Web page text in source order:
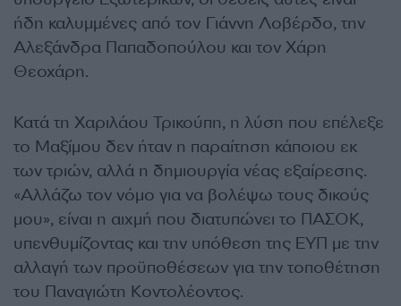
ήδη καλυμμένες από τον Γιάννη Λοβέρδο, την
Αλεξάνδρα Παπαδοπούλου και τον Χάρη
Θεοχάρη.
Κατά τη Χαριλάου Τρικούπη, η λύση που επέλεξε
το Μαξίμου δεν ήταν η παραίτηση κάποιου εκ
των τριών, αλλά η δημιουργία νέας εξαίρεσης.
«Αλλάζω τον νόμο για να βολέψω τους δικούς
μου», είναι η αιχμή που διατυπώνει το ΠΑΣΟΚ,
υπενθυμίζοντας και την υπόθεση της ΕΥΠ με την
αλλαγή των προϋποθέσεων για την τοποθέτηση
του Παναγιώτη Κοντολέοντος.